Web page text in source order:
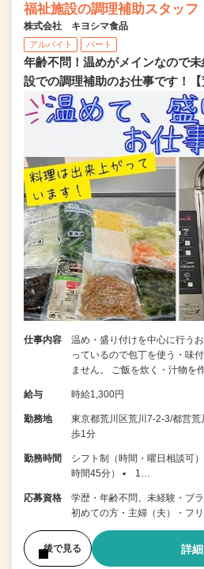
福祉施設の調理補助スタッフ
株式会社 キヨシマ食品
アルバイト パート
年齢不問！温めがメインなので
設での調理補助のお仕事です！【
仕事内容
温め・盛り付けを中心に行う
っているので包丁を使う・味
ません。 ご飯を炊く・汁物を
給与 時給1,300円
勤務地
東京都荒川区荒川7-2-3/都営
歩1分
勤務時間
シフト制（時間・曜日相談
時間45分） ▪ 1…
応募資格
学歴・年齢不問、未経験・ブ
初めての方・主婦（夫）・フ
後で見る 詳